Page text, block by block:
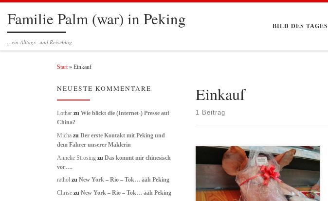
Zum Inhalt springen
Familie Palm (war) in Peking
…ein Alltags- und Reiseblog
BILD DES TAGES
Start » Einkauf
Einkauf
1 Beitrag
Einen Blogbeitrag über das Einkaufen
schreiben? Über Butter, Milch und
Turnschuhe? Ja, unbedingt, denn irgendwie ist
hier alles anders und doch irgendwie gleich!
Fangen wir mit den Geschäften an. Wie war
NEUESTE KOMMENTARE
Lothar zu Wie blickt die (Internet-) Presse auf
China?
Micha zu Der erste Kontakt mit Peking und
dem Fahrer unserer Maklerin
Annelie Strosing zu Das kommt mir chinesisch
vor….
rathol zu New York – Rio – Tok… ääh Peking
Chrise zu New York – Rio – Tok… ääh Peking